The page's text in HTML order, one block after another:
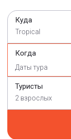
Куда
Tropical
Когда
Туристы
2 взрослых